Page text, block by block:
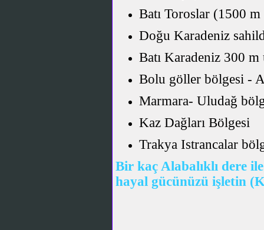
Batı Toroslar (1500 m
Doğu Karadeniz
Batı Karadeniz 300
Bolu göller bölgesi -
Marmara- Uludağ
Kaz Dağları Bölgesi
Trakya Istrancalar
Bir kaç Alabalıklı dere
hayal gücünüzü işletin